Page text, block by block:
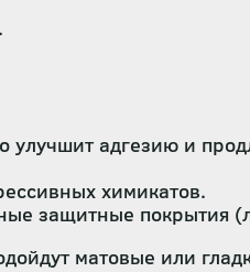
улучшит адгезию и
химикатов.
защитные покрытия
матовые или